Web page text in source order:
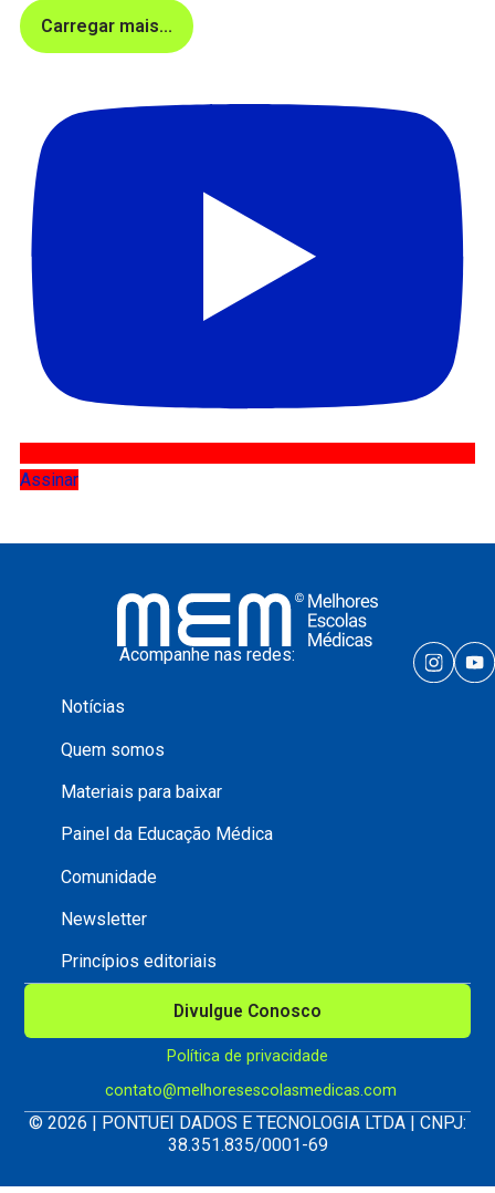
Carregar mais...
Assinar
Acompanhe nas redes:
Notícias
Quem somos
Materiais para baixar
Painel da Educação Médica
Comunidade
Newsletter
Princípios editoriais
Divulgue Conosco
Política de privacidade
contato@melhoresescolasmedicas.com
© 2026 | PONTUEI DADOS E TECNOLOGIA LTDA | CNPJ:
38.351.835/0001-69